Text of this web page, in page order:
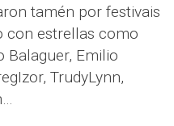
tamén por festivais
con estrellas como
Balaguer, Emilio
TrudyLynn,